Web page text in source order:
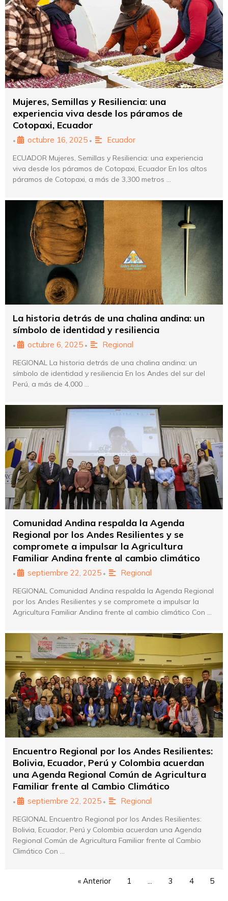
Mujeres, Semillas y Resiliencia: una
experiencia viva desde los páramos de
Cotopaxi, Ecuador
• octubre 16, 2025 • Ecuador
ECUADOR Mujeres, Semillas y Resiliencia: una experiencia
viva desde los páramos de Cotopaxi, Ecuador En los altos
páramos de Cotopaxi, a más de 3,300 metros …
La historia detrás de una chalina andina: un
símbolo de identidad y resiliencia
• octubre 6, 2025 • Regional
REGIONAL La historia detrás de una chalina andina: un
símbolo de identidad y resiliencia En los Andes del sur del
Perú, a más de 4,000 …
Comunidad Andina respalda la Agenda
Regional por los Andes Resilientes y se
compromete a impulsar la Agricultura
Familiar Andina frente al cambio climático
• septiembre 22, 2025 • Regional
REGIONAL Comunidad Andina respalda la Agenda Regional
por los Andes Resilientes y se compromete a impulsar la
Agricultura Familiar Andina frente al cambio climático Con …
Encuentro Regional por los Andes Resilientes:
Bolivia, Ecuador, Perú y Colombia acuerdan
una Agenda Regional Común de Agricultura
Familiar frente al Cambio Climático
• septiembre 22, 2025 • Regional
REGIONAL Encuentro Regional por los Andes Resilientes:
Bolivia, Ecuador, Perú y Colombia acuerdan una Agenda
Regional Común de Agricultura Familiar frente al Cambio
Climático Con …
« Anterior 1 3 4 5